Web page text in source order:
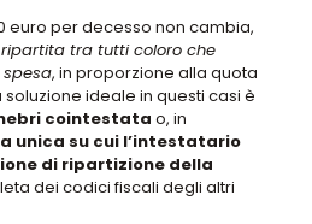
euro per decesso non cambia,
tra tutti coloro che
, in proporzione alla quota
soluzione ideale in questi casi è
cointestata o, in
unica su cui l’intestatario
di ripartizione della
dei codici fiscali degli altri